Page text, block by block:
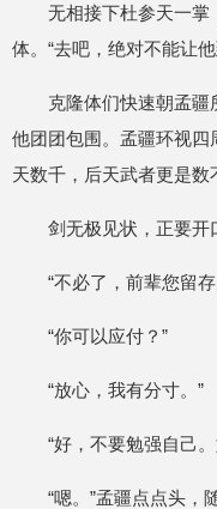
无相接下杜参天一掌
体。“去吧，绝对不能让
克隆体们快速朝孟
他团团包围。孟疆环视
天数千，后天武者更是数
剑无极见状，正要
“不必了，前辈您留
“你可以应付？”
“放心，我有分寸。”
“好，不要勉强自己
“嗯。”孟疆点点头，